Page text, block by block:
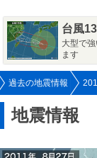
台風
大型で
ます
過去の地震情報
地震情報